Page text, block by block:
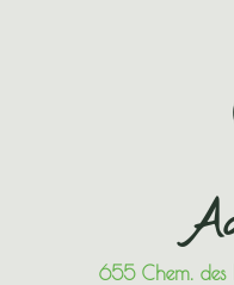
655 Chem. des